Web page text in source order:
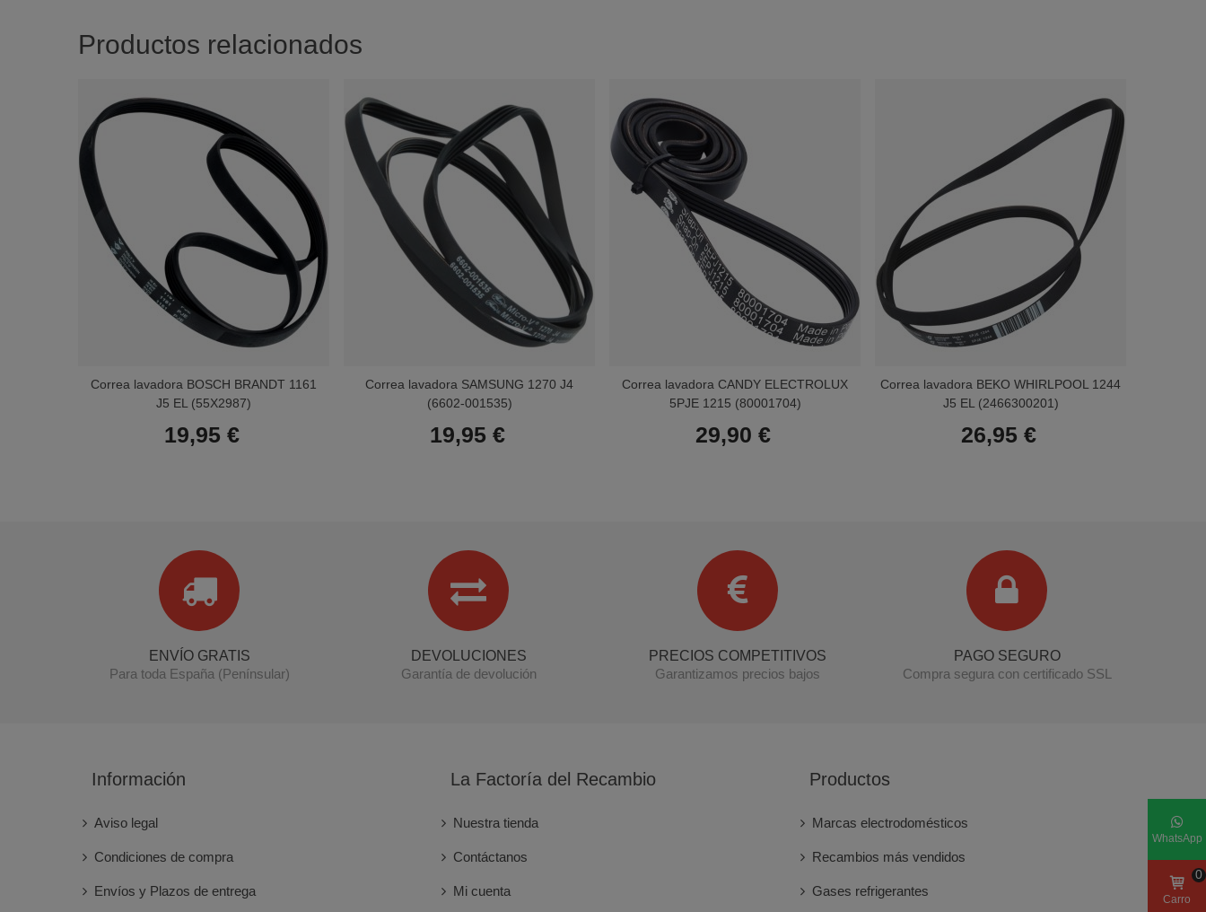
Productos relacionados
Correa lavadora BOSCH BRANDT 1161
J5 EL (55X2987)
19,95 €
Correa lavadora SAMSUNG 1270 J4
(6602-001535)
19,95 €
Correa lavadora CANDY ELECTROLUX
5PJE 1215 (80001704)
29,90 €
Correa lavadora BEKO WHIRLPOOL 1244
J5 EL (2466300201)
26,95 €
ENVÍO GRATIS
Para toda España (Penínsular)
DEVOLUCIONES
Garantía de devolución
PRECIOS COMPETITIVOS
Garantizamos precios bajos
PAGO SEGURO
Compra segura con certificado SSL
Información
Aviso legal
Condiciones de compra
Envíos y Plazos de entrega
La Factoría del Recambio
Nuestra tienda
Contáctanos
Mi cuenta
Productos
Marcas electrodomésticos
Recambios más vendidos
Gases refrigerantes
WhatsApp
Carro
0
Terminal de consulta
○ Motor activo -
Correa lavadora AEG 1260H8 (645250180)